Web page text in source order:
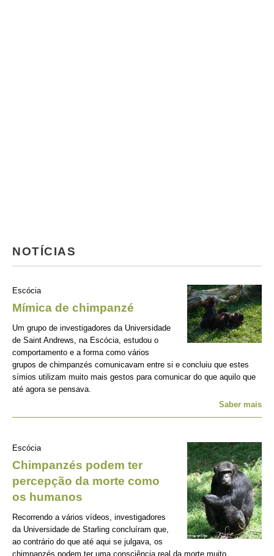
NOTÍCIAS
Escócia
Mímica de chimpanzé
Um grupo de investigadores da Universidade
de Saint Andrews, na Escócia, estudou o
comportamento e a forma como vários
grupos de chimpanzés comunicavam entre si e concluiu que estes
símios utilizam muito mais gestos para comunicar do que aquilo que
até agora se pensava.
Saber mais
Escócia
Chimpanzés podem ter
percepção da morte como
os humanos
Recorrendo a vários vídeos, investigadores
da Universidade de Starling concluíram que,
ao contrário do que até aqui se julgava, os
chimpanzés podem ter uma consciência real da morte muito